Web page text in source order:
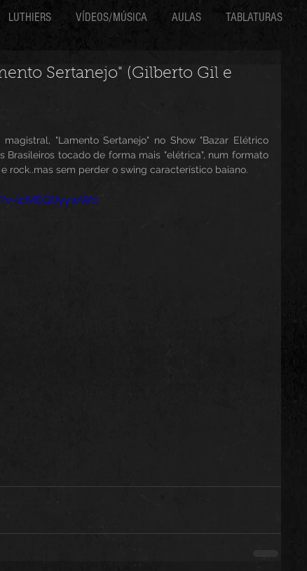
LUTHIERS VÍDEOS/MÚSICA AULAS TABLATURAS
Sertanejo" (Gilberto Gil e
"Lamento Sertanejo" no Show "Bazar Elétrico
Brasileiros tocado de forma mais "elétrica", num formato
rock..mas sem perder o swing característico baiano.